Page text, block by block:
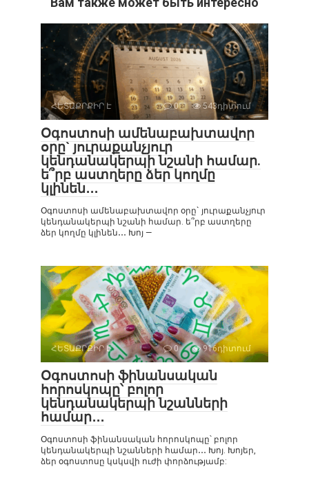
ՀԵՏԱՔՐՔԻՐ Է 0 543դիտում
Օգոստոսի ամենաբախտավոր
օրը` յուրաքանչյուր
կենդանակերպի նշանի համար.
ե՞րբ աստղերը ձեր կողմը
կլինեն․․․
Օգոստոսի ամենաբախտավոր օրը` յուրաքանչյուր
կենդանակերպի նշանի համար. ե՞րբ աստղերը
ձեր կողմը կլինեն․․․ Խոյ —
ՀԵՏԱՔՐՔԻՐ Է 0 916դիտում
Օգոստոսի ֆինանսական
հորոսկոպը՝ բոլոր
կենդանակերպի նշանների
համար․․․
Օգոստոսի ֆինանսական հորոսկոպը՝ բոլոր
կենդանակերպի նշանների համար․․․ Խոյ. Խոյեր,
ձեր օգոստոսը կսկսվի ուժի փորձությամբ: